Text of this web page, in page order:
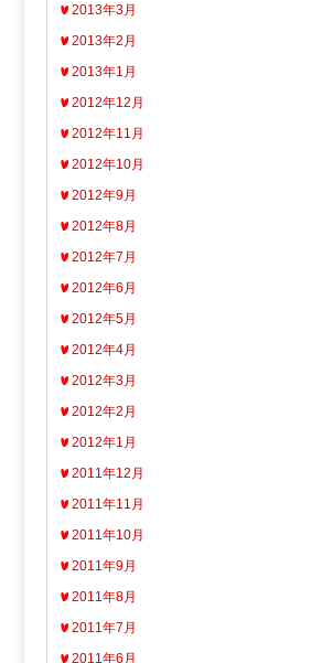
2013年3月
2013年2月
2013年1月
2012年12月
2012年11月
2012年10月
2012年9月
2012年8月
2012年7月
2012年6月
2012年5月
2012年4月
2012年3月
2012年2月
2012年1月
2011年12月
2011年11月
2011年10月
2011年9月
2011年8月
2011年7月
2011年6月